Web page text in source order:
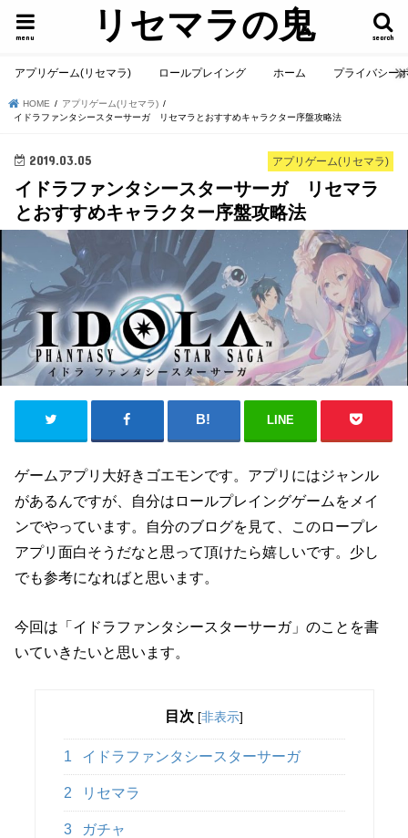
リセマラの鬼 search
menu
アプリゲーム(リセマラ) ロールプレイング ホーム プライバシー
HOME
アプリゲーム(リセマラ)
イドラファンタシースターサーガ リセマラとおすすめキャラクター序盤攻略法
アプリゲーム(リセマラ)
2019.03.05
イドラファンタシースターサーガ リセマラ
とおすすめキャラクター序盤攻略法
LINE
ゲームアプリ大好きゴエモンです。アプリにはジャンル
があるんですが、自分はロールプレイングゲームをメイ
ンでやっています。自分のブログを見て、このロープレ
アプリ面白そうだなと思って頂けたら嬉しいです。少し
でも参考になればと思います。
今回は「イドラファンタシースターサーガ」のことを書
いていきたいと思います。
目次 [非表示]
1 イドラファンタシースターサーガ
2 リセマラ
3 ガチャ